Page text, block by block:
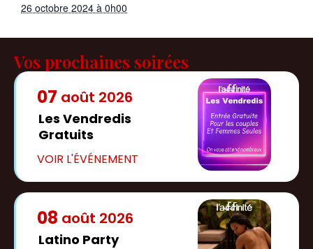
26 octobre 2024 à 0h00
Vos prochaines soirées
07 août 2026
Les Vendredis
Gratuits
08 août 2026
Latino Party